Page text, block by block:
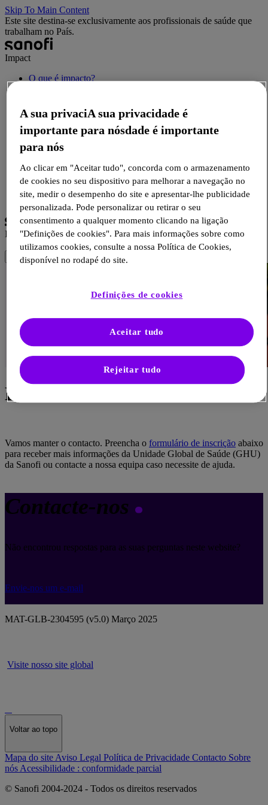
Skip To Main Content
Este site destina-se exclusivamente aos profissionais de saúde que
trabalham no País.
Impact
O que é impacto?
Recursos para pacientes
Contate-nos
Conecte-se
Cadastre-se
Selecione o idioma
Impact
Entre em contacto connosco
Vamos manter o contacto. Preencha o formulário de inscrição abaixo
para receber mais informações da Unidade Global de Saúde (GHU)
da Sanofi ou contacte a nossa equipa caso necessite de ajuda.
Contacte-nos
Não encontrou respostas para as suas perguntas neste website?
Envie-nos um e-mail
MAT-GLB-2304595 (v5.0) Março 2025
Visite nosso site global
Voltar ao topo
Mapa do site Aviso Legal Política de Privacidade Contacto Sobre
nós Acessibilidade : conformidade parcial
© Sanofi 2004-2024 - Todos os direitos reservados
A sua privaciA sua privacidade é
importante para nósdade é importante
para nós
Ao clicar em "Aceitar tudo", concorda com o armazenamento
de cookies no seu dispositivo para melhorar a navegação no
site, medir o desempenho do site e apresentar-lhe publicidade
personalizada. Pode personalizar ou retirar o seu
consentimento a qualquer momento clicando na ligação
"Definições de cookies". Para mais informações sobre como
utilizamos cookies, consulte a nossa Política de Cookies,
disponível no rodapé do site.
Definições de cookies
Rejeitar tudo
Aceitar tudo